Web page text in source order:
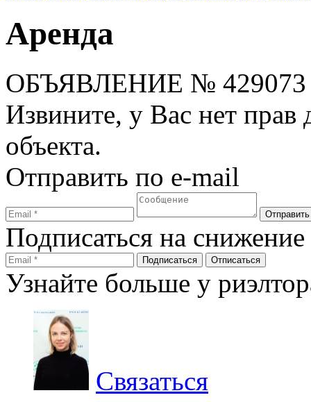
Аренда
ОБЪЯВЛЕНИЕ № 429073
Извините, у Вас нет прав
объекта.
Отправить по e-mail
Подписаться на
Узнайте больше у
Связаться